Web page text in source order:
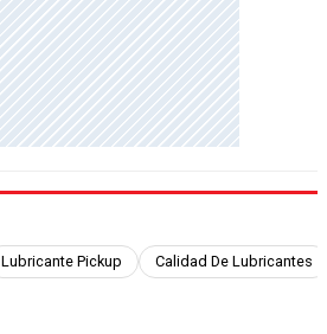
Lubricante Pickup Calidad De Lubricantes